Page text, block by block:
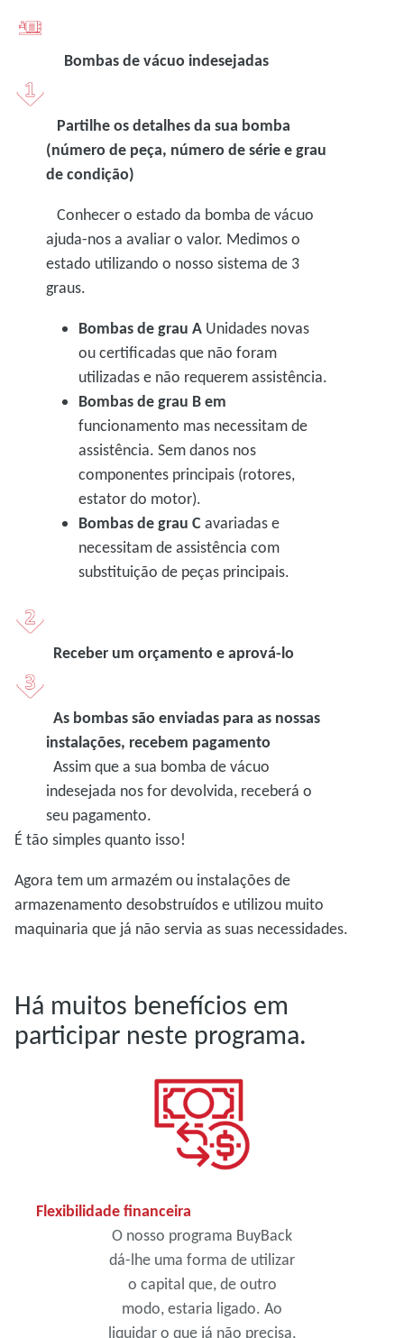
Bombas de vácuo indesejadas
Partilhe os detalhes da sua bomba
(número de peça, número de série e grau
de condição)
Conhecer o estado da bomba de vácuo
ajuda-nos a avaliar o valor. Medimos o
estado utilizando o nosso sistema de 3
graus.
Bombas de grau A Unidades novas
ou certificadas que não foram
utilizadas e não requerem assistência.
Bombas de grau B em
funcionamento mas necessitam de
assistência. Sem danos nos
componentes principais (rotores,
estator do motor).
Bombas de grau Cavariadas e
necessitam de assistência com
substituição de peças principais.
Receber um orçamento e aprová-lo
As bombas são enviadas para as nossas
instalações, recebem pagamento
Assim que a sua bomba de vácuo
indesejada nos for devolvida, receberá o
seu pagamento.
É tão simples quanto isso!
Agora tem um armazém ou instalações de
armazenamento desobstruídos e utilizou muito
maquinaria que já não servia as suas necessidades.
Há muitos benefícios em
participar neste programa.
Flexibilidade financeira
O nosso programa BuyBack
dá-lhe uma forma de utilizar
o capital que, de outro
modo, estaria ligado. Ao
liquidar o que já não precisa,